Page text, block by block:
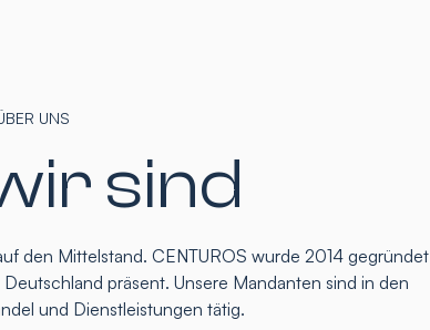
UNS
sind
den Mittelstand. CENTUROS wurde 2014 gegründet
präsent. Unsere Mandanten sind in den
und Dienstleistungen tätig.